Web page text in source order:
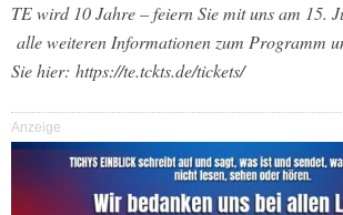
TE wird 10 Jahre – feiern Sie mit uns am 15.
alle weiteren Informationen zum Programm
Sie hier: https://te.tckts.de/tickets/
Anzeige